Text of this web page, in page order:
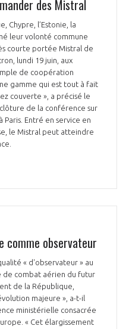
des Mistral
Chypre, l’Estonie, la
leur volonté commune
courte portée Mistral de
lundi 19 juin, aux
de coopération
gamme qui est tout à fait
couverte », a précisé le
de la conférence sur
Entré en service en
le Mistral peut atteindre
comme observateur
« d'observateur » au
de combat aérien du futur
de la République,
majeure », a-t-il
ministérielle consacrée
« Cet élargissement